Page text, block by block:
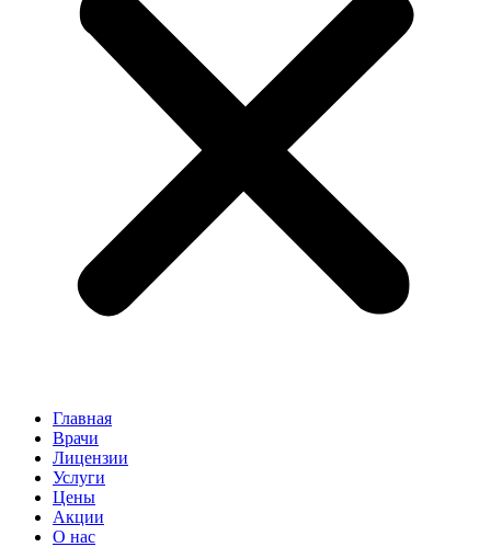
Главная
Врачи
Лицензии
Услуги
Цены
Акции
О нас